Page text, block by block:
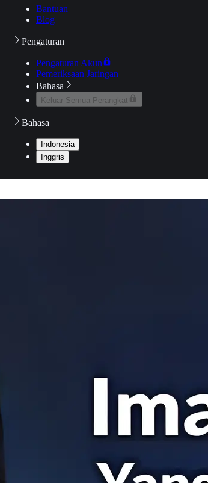
Bantuan
Blog
Pengaturan
Pengaturan Akun
Pemeriksaan Jaringan
Bahasa
Keluar Semua Perangkat
Bahasa
Indonesia
Inggris